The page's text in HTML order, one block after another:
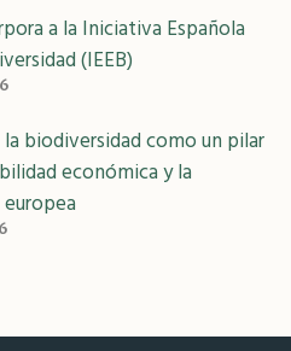
a la Iniciativa Española
(IEEB)
biodiversidad como un pilar
económica y la